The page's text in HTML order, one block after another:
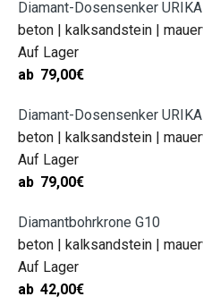
Diamant-Dosensenker URIKA
beton | kalksandstein |
Auf Lager
ab 79,00€
Diamant-Dosensenker
beton | kalksandstein |
Auf Lager
ab 79,00€
Diamantbohrkrone G10
beton | kalksandstein |
Auf Lager
ab 42,00€